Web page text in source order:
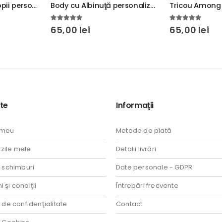
5.00 out of 5
65,00lei out of 5
65,00lei
mele
schimburi
şi condiţii
de confidenţialitate
Informaţii
Metode de plată
Detalii livrări
Date personale - GDPR
Întrebări frecvente
Contact